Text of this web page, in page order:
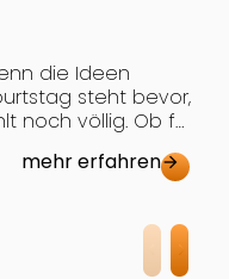
die Ideen
steht bevor,
noch völlig. Ob für
Konzept zu
sondern […]
mehr erfahrenarrow_forward